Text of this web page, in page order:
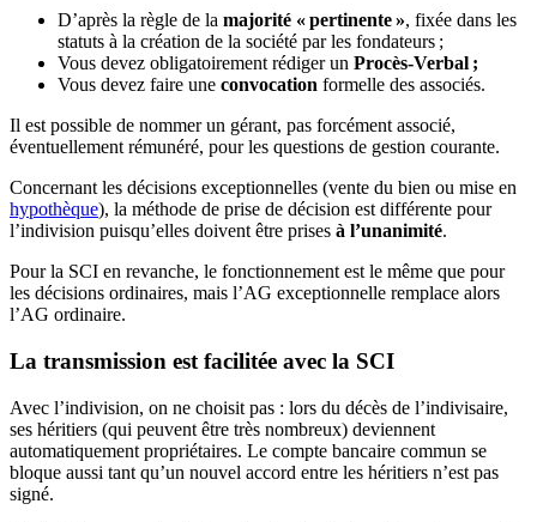
D’après la règle de la majorité « pertinente », fixée dans les
statuts à la création de la société par les fondateurs ;
Vous devez obligatoirement rédiger un Procès-Verbal ;
Vous devez faire une convocation formelle des associés.
Il est possible de nommer un gérant, pas forcément associé,
éventuellement rémunéré, pour les questions de gestion courante.
Concernant les décisions exceptionnelles (vente du bien ou mise en
hypothèque), la méthode de prise de décision est différente pour
l’indivision puisqu’elles doivent être prises à l’unanimité.
Pour la SCI en revanche, le fonctionnement est le même que pour
les décisions ordinaires, mais l’AG exceptionnelle remplace alors
l’AG ordinaire.
La transmission est facilitée avec la SCI
Avec l’indivision, on ne choisit pas : lors du décès de l’indivisaire,
ses héritiers (qui peuvent être très nombreux) deviennent
automatiquement propriétaires. Le compte bancaire commun se
bloque aussi tant qu’un nouvel accord entre les héritiers n’est pas
signé.